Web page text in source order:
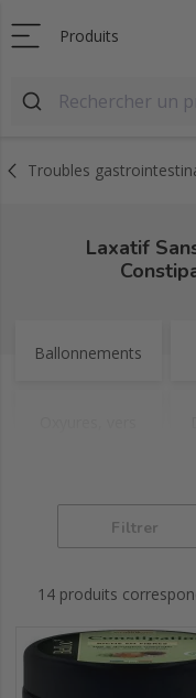
Produits
Troubles
Laxatif
Ballonnements
vomissements
Filtrer
14 produits